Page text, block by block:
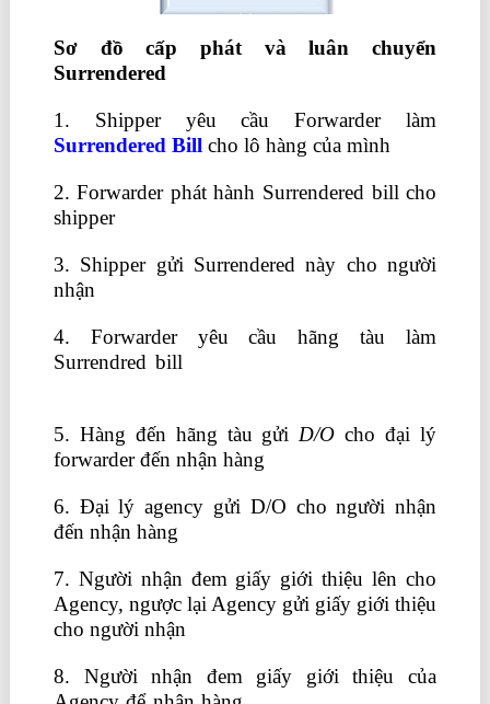
Sơ đồ cấp phát và luân chuyển
Surrendered
1. Shipper yêu cầu Forwarder làm
Surrendered Bill cho lô hàng của mình
2. Forwarder phát hành Surrendered bill cho
shipper
3. Shipper gửi Surrendered này cho người
nhận
4. Forwarder yêu cầu hãng tàu làm
Surrendred bill
5. Hàng đến hãng tàu gửi D/O cho đại lý
forwarder đến nhận hàng
6. Đại lý agency gửi D/O cho người nhận
đến nhận hàng
7. Người nhận đem giấy giới thiệu lên cho
Agency, ngược lại Agency gửi giấy giới thiệu
cho người nhận
8. Người nhận đem giấy giới thiệu của